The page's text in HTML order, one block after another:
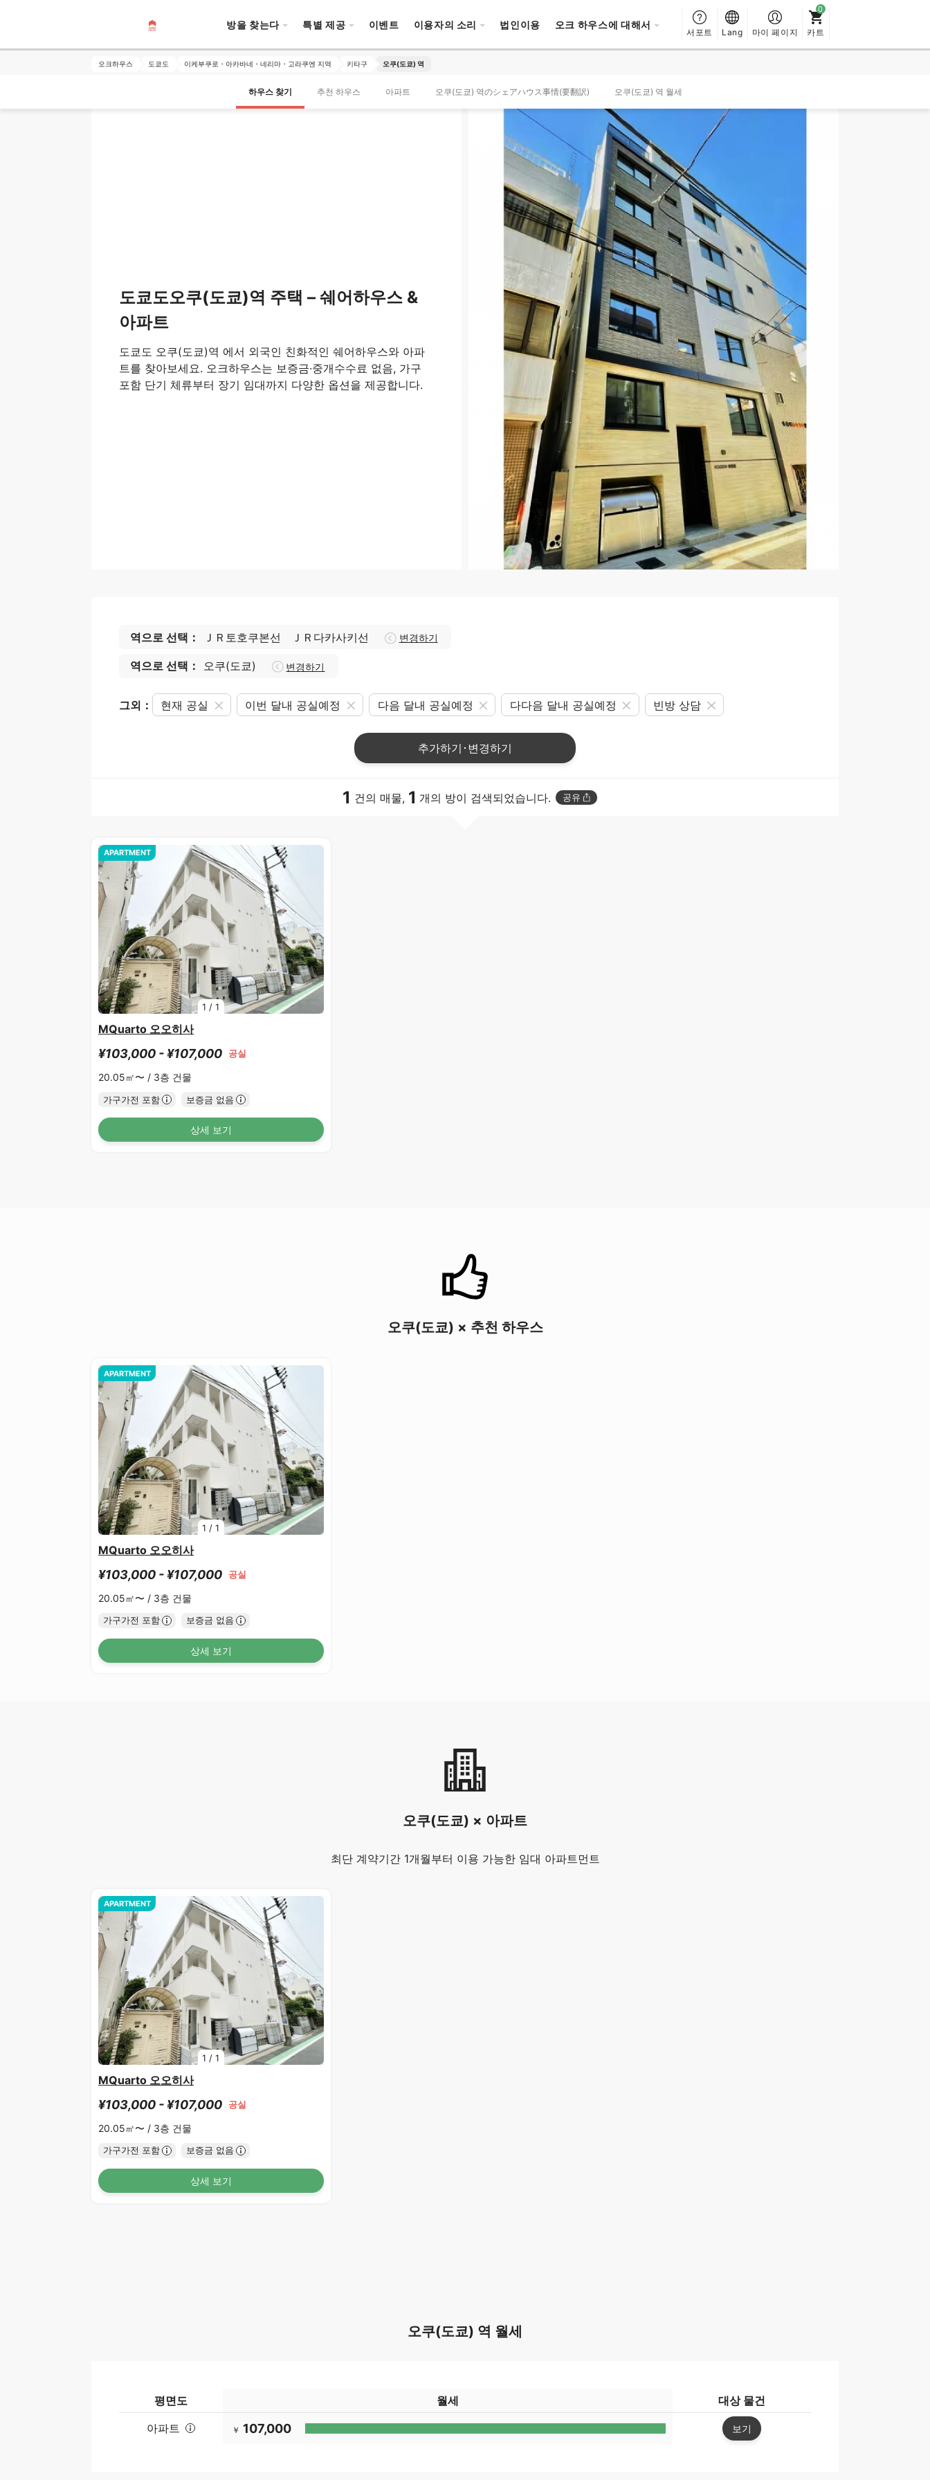
방을 찾는다 특별 제공 이벤트 이용자의 소리 법인이용 오크 하우스에 대해서
서포트 Lang 마이 페이지 카트
오크하우스 도쿄도 이케부쿠로・아카바네・네리마・고라쿠엔 지역 키타구 오쿠(도쿄) 역
하우스 찾기 추천 하우스 아파트 오쿠(도쿄) 역のシェアハウス事情(要翻訳) 오쿠(도쿄) 역 월세
도쿄도오쿠(도쿄)역 주택 – 쉐어하우스 &
아파트
도쿄도 오쿠(도쿄)역 에서 외국인 친화적인 쉐어하우스와 아파
트를 찾아보세요. 오크하우스는 보증금·중개수수료 없음, 가구
포함 단기 체류부터 장기 임대까지 다양한 옵션을 제공합니다.
역으로 선택： ＪＲ토호쿠본선 ＪＲ다카사키선 변경하기
역으로 선택： 오쿠(도쿄) 변경하기
그외： 현재 공실 이번 달내 공실예정 다음 달내 공실예정 다다음 달내 공실예정 빈방 상담
추가하기･변경하기
1 건의 매물, 1 개의 방이 검색되었습니다. 공유
1 /1
APARTMENT
MQuarto 오오히사
¥103,000 - ¥107,000 공실
20.05㎡〜 / 3층 건물
가구가전 포함 보증금 없음
상세 보기
오쿠(도쿄) × 추천 하우스
1 /1
APARTMENT
MQuarto 오오히사
¥103,000 - ¥107,000 공실
20.05㎡〜 / 3층 건물
가구가전 포함 보증금 없음
상세 보기
오쿠(도쿄) × 아파트
최단 계약기간 1개월부터 이용 가능한 임대 아파트먼트
1 /1
APARTMENT
MQuarto 오오히사
¥103,000 - ¥107,000 공실
20.05㎡〜 / 3층 건물
가구가전 포함 보증금 없음
상세 보기
오쿠(도쿄) 역 월세
평면도 월세
대상 물건
아파트
￥ 107,000 보기